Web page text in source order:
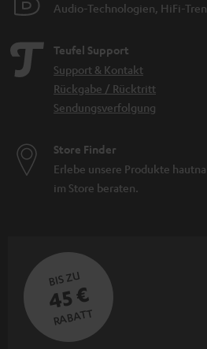
Audio-Technologien, HiFi-
Teufel Support
Support & Kontakt
Rückgabe / Rücktritt
Sendungsverfolgung
Store Finder
Erlebe unsere Produkte
im Store beraten.
BIS ZU
45 €
RABATT